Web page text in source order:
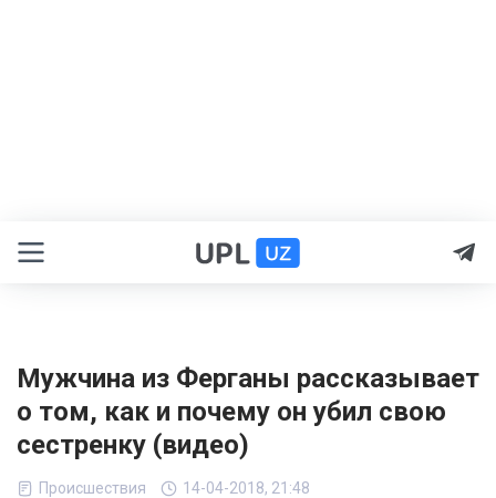
Мужчина из Ферганы рассказывает
о том, как и почему он убил свою
сестренку (видео)
Происшествия 14-04-2018, 21:48